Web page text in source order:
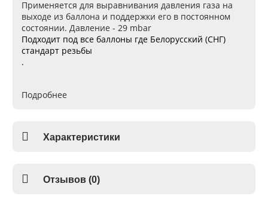
Применяется для выравнивания давления газа на
выходе из баллона и поддержки его в постоянном
состоянии. Давление - 29 mbar
Подходит под все баллоны где Белорусский (СНГ)
стандарт резьбы
.
Подробнее
Характеристики
Отзывов (0)